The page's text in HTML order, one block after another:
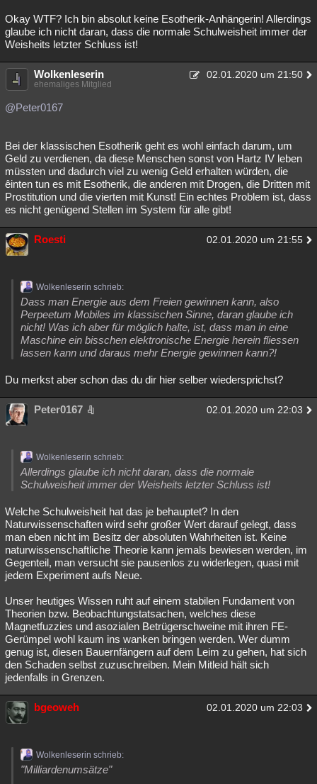
Okay WTF? Ich bin absolut keine Esotherik-Anhängerin! Allerdings
glaube ich nicht daran, dass die normale Schulweisheit immer der
Weisheits letzter Schluss ist!
Wolkenleserin 02.01.2020 um 21:50
ehemaliges Mitglied
@Peter0167
Bei der klassischen Esotherik geht es wohl einfach darum, um
Geld zu verdienen, da diese Menschen sonst von Hartz IV leben
müssten und dadurch viel zu wenig Geld erhalten würden, die
êinten tun es mit Esotherik, die anderen mit Drogen, die Dritten mit
Prostitution und die vierten mit Kunst! Ein echtes Problem ist, dass
es nicht genügend Stellen im System für alle gibt!
Roesti 02.01.2020 um 21:55
Wolkenleserin schrieb:
Dass man Energie aus dem Freien gewinnen kann, also
Perpeetum Mobiles im klassischen Sinne, daran glaube ich
nicht! Was ich aber für möglich halte, ist, dass man in eine
Maschine ein bisschen elektronische Energie herein fliessen
lassen kann und daraus mehr Energie gewinnen kann?!
Du merkst aber schon das du dir hier selber wiedersprichst?
Peter0167 02.01.2020 um 22:03
Wolkenleserin schrieb:
Allerdings glaube ich nicht daran, dass die normale
Schulweisheit immer der Weisheits letzter Schluss ist!
Welche Schulweisheit hat das je behauptet? In den
Naturwissenschaften wird sehr großer Wert darauf gelegt, dass
man eben nicht im Besitz der absoluten Wahrheiten ist. Keine
naturwissenschaftliche Theorie kann jemals bewiesen werden, im
Gegenteil, man versucht sie pausenlos zu widerlegen, quasi mit
jedem Experiment aufs Neue.
Unser heutiges Wissen ruht auf einem stabilen Fundament von
Theorien bzw. Beobachtungstatsachen, welches diese
Magnetfuzzies und asozialen Betrügerschweine mit ihren FE-
Gerümpel wohl kaum ins wanken bringen werden. Wer dumm
genug ist, diesen Bauernfängern auf dem Leim zu gehen, hat sich
den Schaden selbst zuzuschreiben. Mein Mitleid hält sich
jedenfalls in Grenzen.
bgeoweh 02.01.2020 um 22:03
Wolkenleserin schrieb:
"Milliardenumsätze"